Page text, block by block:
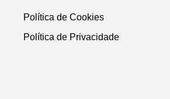
Política de Cookies
Política de Privacidade